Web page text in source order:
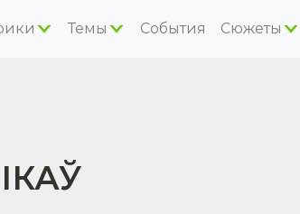
Темы События Сюжеты